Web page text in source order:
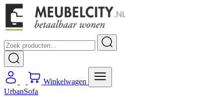
Winkelwagen
UrbanSofa